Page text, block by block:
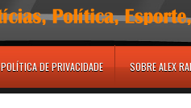
POLÍTICA DE PRIVACIDADE SOBRE ALEX